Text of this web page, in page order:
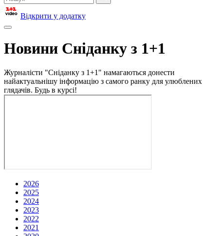
Відкрити у додатку
Новини Сніданку з 1+1
Журналісти "Сніданку з 1+1" намагаються донести
найактуальнішу інформацію з самого ранку для улюблених
глядачів. Будь в курсі!
2026
2025
2024
2023
2022
2021